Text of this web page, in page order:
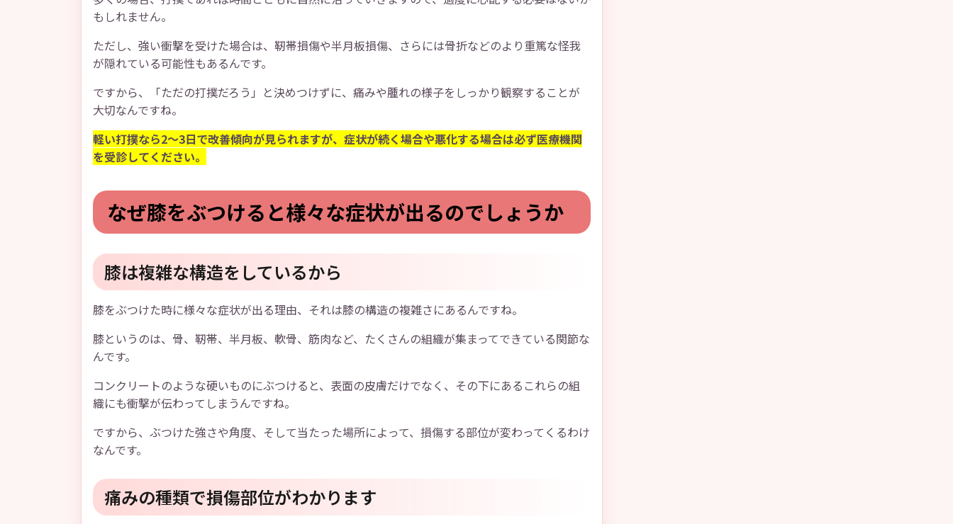
もしれません。
ただし、強い衝撃を受けた場合は、靭帯損傷や半月板損傷、さらには骨折などのより重篤な怪我
が隠れている可能性もあるんです。
ですから、「ただの打撲だろう」と決めつけずに、痛みや腫れの様子をしっかり観察することが
大切なんですね。
軽い打撲なら2〜3日で改善傾向が見られますが、症状が続く場合や悪化する場合は必ず医療機関
を受診してください。
なぜ膝をぶつけると様々な症状が出るのでしょうか
膝は複雑な構造をしているから
膝をぶつけた時に様々な症状が出る理由、それは膝の構造の複雑さにあるんですね。
膝というのは、骨、靭帯、半月板、軟骨、筋肉など、たくさんの組織が集まってできている関節な
んです。
コンクリートのような硬いものにぶつけると、表面の皮膚だけでなく、その下にあるこれらの組
織にも衝撃が伝わってしまうんですね。
ですから、ぶつけた強さや角度、そして当たった場所によって、損傷する部位が変わってくるわけ
なんです。
痛みの種類で損傷部位がわかります